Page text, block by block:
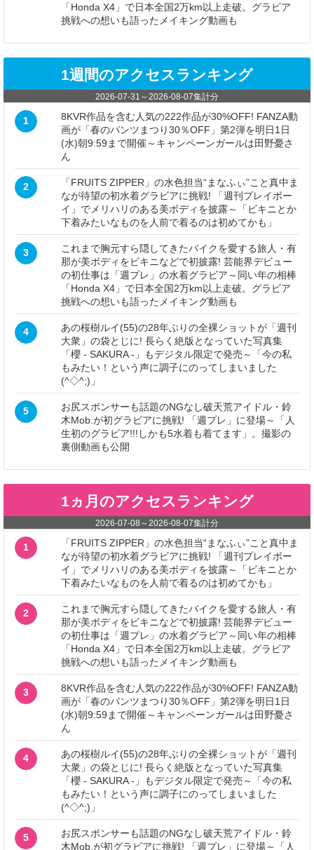
「Honda X4」で日本全国2万km以上走破。グラビア
挑戦への想いも語ったメイキング動画も
1週間のアクセスランキング
2026-07-31 ～ 2026-08-07集計分
1
8KVR作品を含む人気の222作品が30%OFF! FANZA動
画が「春のパンツまつり30％OFF」第2弾を明日1日
(水)朝9:59まで開催～キャンペーンガールは田野憂さ
ん
2
「FRUITS ZIPPER」の水色担当“まなふぃ”こと真中ま
なが待望の初水着グラビアに挑戦! 「週刊プレイボー
イ」でメリハリのある美ボディを披露～「ビキニとか
下着みたいなものを人前で着るのは初めてかも」
3
これまで胸元すら隠してきたバイクを愛する旅人・有
那が美ボディをビキニなどで初披露! 芸能界デビュー
の初仕事は「週プレ」の水着グラビア～同い年の相棒
「Honda X4」で日本全国2万km以上走破。グラビア
挑戦への想いも語ったメイキング動画も
4
あの桜樹ルイ(55)の28年ぶりの全裸ショットが「週刊
大衆」の袋とじに! 長らく絶版となっていた写真集
「櫻 - SAKURA -」もデジタル限定で発売～「今の私
もみたい！という声に調子にのってしまいました
(^◇^;)」
5
お尻スポンサーも話題のNGなし破天荒アイドル・鈴
木Mob.が初グラビアに挑戦! 「週プレ」に登場～「人
生初のグラビア!!!しかも5水着も着てます」。撮影の
裏側動画も公開
1ヵ月のアクセスランキング
2026-07-08 ～ 2026-08-07集計分
1
「FRUITS ZIPPER」の水色担当“まなふぃ”こと真中ま
なが待望の初水着グラビアに挑戦! 「週刊プレイボー
イ」でメリハリのある美ボディを披露～「ビキニとか
下着みたいなものを人前で着るのは初めてかも」
2
これまで胸元すら隠してきたバイクを愛する旅人・有
那が美ボディをビキニなどで初披露! 芸能界デビュー
の初仕事は「週プレ」の水着グラビア～同い年の相棒
「Honda X4」で日本全国2万km以上走破。グラビア
挑戦への想いも語ったメイキング動画も
3
8KVR作品を含む人気の222作品が30%OFF! FANZA動
画が「春のパンツまつり30％OFF」第2弾を明日1日
(水)朝9:59まで開催～キャンペーンガールは田野憂さ
ん
4
あの桜樹ルイ(55)の28年ぶりの全裸ショットが「週刊
大衆」の袋とじに! 長らく絶版となっていた写真集
「櫻 - SAKURA -」もデジタル限定で発売～「今の私
もみたい！という声に調子にのってしまいました
(^◇^;)」
5
お尻スポンサーも話題のNGなし破天荒アイドル・鈴
木Mob.が初グラビアに挑戦! 「週プレ」に登場～「人